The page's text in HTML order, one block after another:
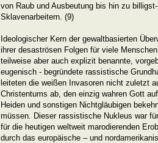
von Raub und Ausbeutung bis hin zu
Sklavenarbeitern. (9)
Ideologischer Kern der gewaltbasierten
ihrer desaströsen Folgen für viele
teilweise aber auch explizit benannte,
eugenisch - begründete rassistische
leiteten die weißen Invasoren nicht zuletzt
Christentums ab, den einzig wahren Gott
Heiden und sonstigen Nichtgläubigen
müssen. Dieser rassistische Nukleus war
für die heutigen weltweit marodierenden
durch das europäische – und